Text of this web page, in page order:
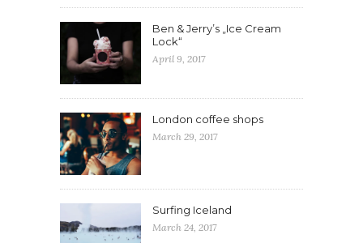
Ben & Jerry’s „Ice Cream
Lock“
April 9, 2017
London coffee shops
March 29, 2017
Surfing Iceland
March 24, 2017